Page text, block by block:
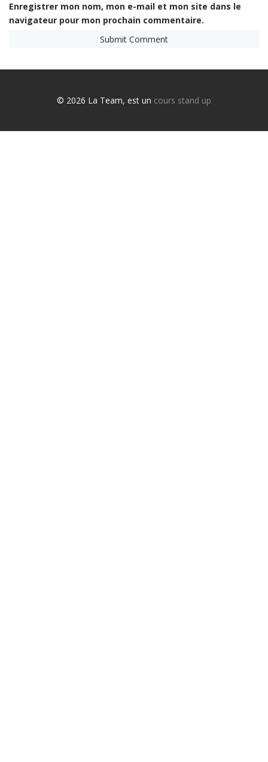
Enregistrer mon nom, mon e-mail et mon site dans le
navigateur pour mon prochain commentaire.
© 2026 La Team, est un cours stand up